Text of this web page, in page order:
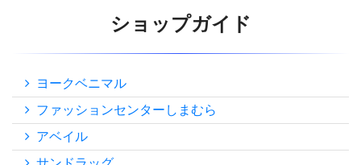
ショップガイド
ヨークベニマル
ファッションセンターしまむら
アベイル